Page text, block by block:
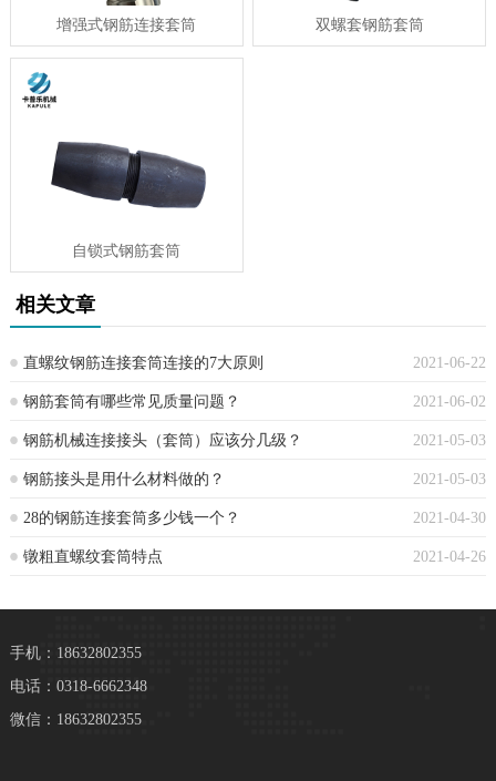
增强式钢筋连接套筒 双螺套钢筋套筒
自锁式钢筋套筒
相关文章
2021-06-22
直螺纹钢筋连接套筒连接的7大原则
2021-06-02
钢筋套筒有哪些常见质量问题？
2021-05-03
钢筋机械连接接头（套筒）应该分几级？
2021-05-03
钢筋接头是用什么材料做的？
2021-04-30
28的钢筋连接套筒多少钱一个？
2021-04-26
镦粗直螺纹套筒特点
手机：18632802355
电话：0318-6662348
微信：18632802355